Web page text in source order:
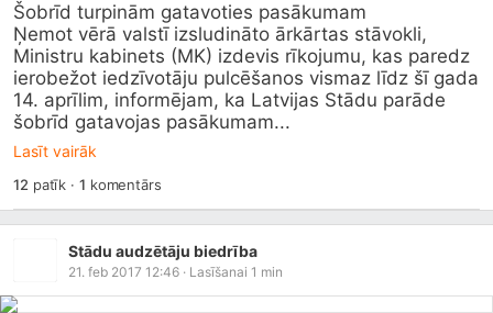
Šobrīd turpinām gatavoties pasākumam
Ņemot vērā valstī izsludināto ārkārtas stāvokli,
Ministru kabinets (MK) izdevis rīkojumu, kas paredz
ierobežot iedzīvotāju pulcēšanos vismaz līdz šī gada
14. aprīlim, informējam, ka Latvijas Stādu parāde
šobrīd gatavojas pasākumam...
Lasīt vairāk
12 patīk · 1 komentārs
Stādu audzētāju biedrība
21. feb 2017 12:46 · Lasīšanai 1 min